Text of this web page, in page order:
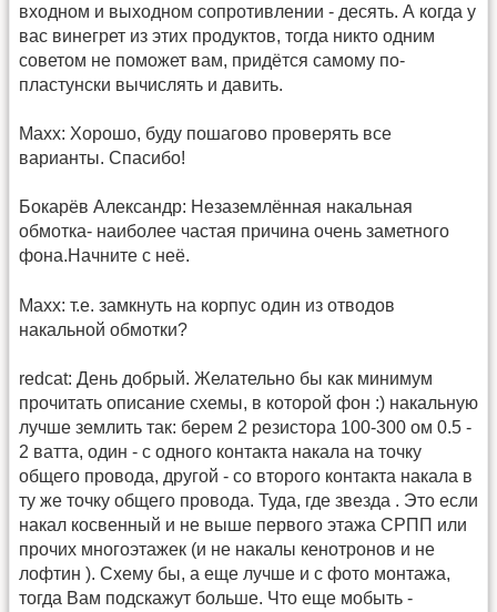
входном и выходном сопротивлении - десять. А когда у
вас винегрет из этих продуктов, тогда никто одним
советом не поможет вам, придётся самому по-
пластунски вычислять и давить.
Maxx: Хорошо, буду пошагово проверять все
варианты. Спасибо!
Бокарёв Александр: Незаземлённая накальная
обмотка- наиболее частая причина очень заметного
фона.Начните с неё.
Maxx: т.е. замкнуть на корпус один из отводов
накальной обмотки?
redcat: День добрый. Желательно бы как минимум
прочитать описание схемы, в которой фон :) накальную
лучше землить так: берем 2 резистора 100-300 ом 0.5 -
2 ватта, один - с одного контакта накала на точку
общего провода, другой - со второго контакта накала в
ту же точку общего провода. Туда, где звезда . Это если
накал косвенный и не выше первого этажа СРПП или
прочих многоэтажек (и не накалы кенотронов и не
лофтин ). Схему бы, а еще лучше и с фото монтажа,
тогда Вам подскажут больше. Что еще мобыть -